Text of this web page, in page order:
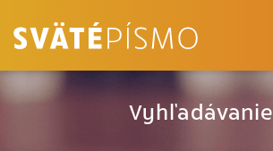
Vyhľadávanie